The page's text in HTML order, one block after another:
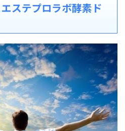
ステプロラボ酵素ド